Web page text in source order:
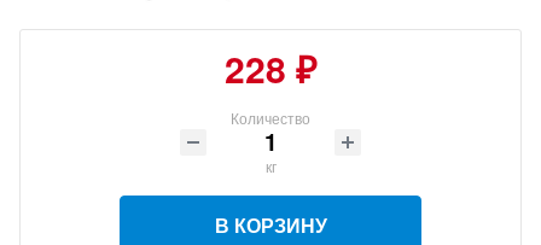
228 ₽
Количество
кг
В КОРЗИНУ